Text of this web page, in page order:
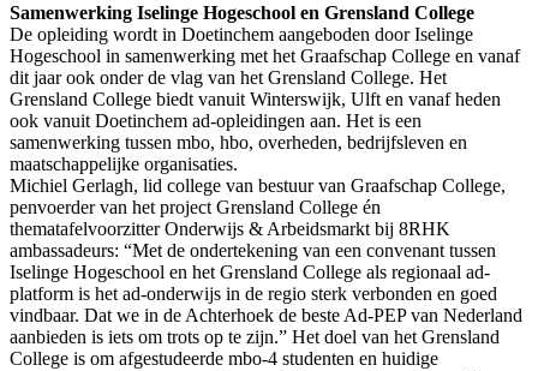
Samenwerking Iselinge Hogeschool en Grensland College
De opleiding wordt in Doetinchem aangeboden door Iselinge
Hogeschool in samenwerking met het Graafschap College en vanaf
dit jaar ook onder de vlag van het Grensland College. Het
Grensland College biedt vanuit Winterswijk, Ulft en vanaf heden
ook vanuit Doetinchem ad-opleidingen aan. Het is een
samenwerking tussen mbo, hbo, overheden, bedrijfsleven en
maatschappelijke organisaties.
Michiel Gerlagh, lid college van bestuur van Graafschap College,
penvoerder van het project Grensland College én
thematafelvoorzitter Onderwijs & Arbeidsmarkt bij 8RHK
ambassadeurs: “Met de ondertekening van een convenant tussen
Iselinge Hogeschool en het Grensland College als regionaal ad-
platform is het ad-onderwijs in de regio sterk verbonden en goed
vindbaar. Dat we in de Achterhoek de beste Ad-PEP van Nederland
aanbieden is iets om trots op te zijn.” Het doel van het Grensland
College is om afgestudeerde mbo-4 studenten en huidige